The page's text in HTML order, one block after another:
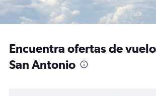
Encuentra ofertas de
San Antonio